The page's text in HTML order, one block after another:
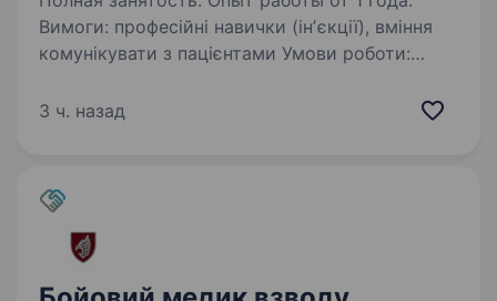
Вимоги: професійні навички (інʼєкції), вміння
комунікувати з пацієнтами Умови роботи:
терапевтичного відділення Обов’язки:
3 ч. назад